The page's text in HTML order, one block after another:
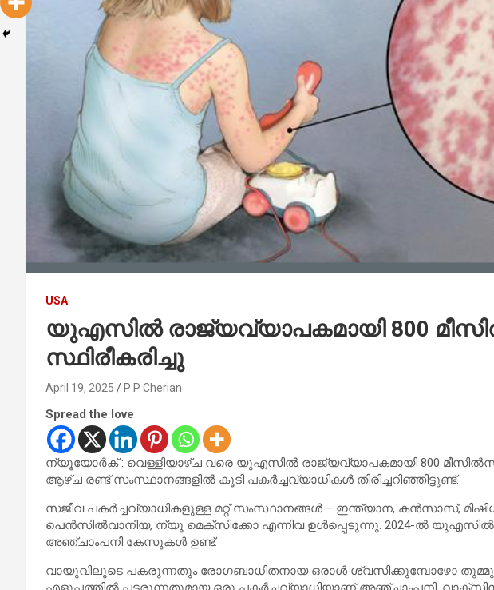
USA
യുഎസിൽ രാജ്യവ്യാപകമായി 800
സ്ഥിരീകരിച്ചു
April 19, 2025 P P Cherian
Spread the love
ന്യൂയോർക് : വെള്ളിയാഴ്ച വരെ യുഎസിൽ രാജ്യവ്യാപകമായി 800
ആഴ്ച രണ്ട് സംസ്ഥാനങ്ങളിൽ കൂടി പകർച്ചവ്യാധികൾ തിരിച്ചറിഞ്ഞിട്ടുണ്ട്.
സജീവ പകർച്ചവ്യാധികളുള്ള മറ്റ് സംസ്ഥാനങ്ങൾ – ഇന്ത്യാന, കൻസാസ്,
പെൻസിൽവാനിയ, ന്യൂ മെക്സിക്കോ എന്നിവ ഉൾപ്പെടുന്നു. 2024-ൽ യുഎസിൽ
അഞ്ചാംപനി കേസുകൾ ഉണ്ട്.
വായുവിലൂടെ പകരുന്നതും രോഗബാധിതനായ ഒരാൾ ശ്വസിക്കുമ്പോഴോ